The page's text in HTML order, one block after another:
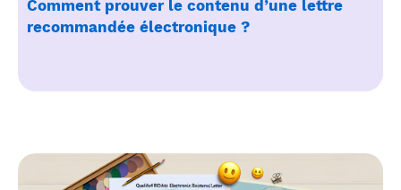
Comment prouver le contenu d’une lettre
recommandée électronique ?